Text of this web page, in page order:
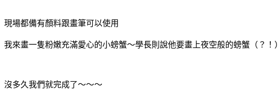
現場都備有顏料跟畫筆可以使用
我來畫一隻粉嫩充滿愛心的小螃蟹～學長則說他要畫上夜空般的螃蟹（？！）
沒多久我們就完成了～～～